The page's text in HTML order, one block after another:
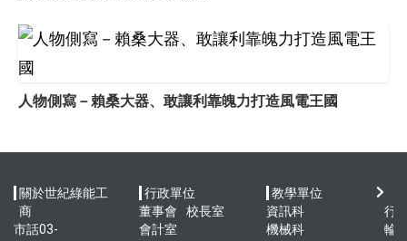
人物側寫－賴桑大器、敢讓利靠魄力打造風電王國
關於世紀綠能工
商
市話03-
行政單位
董事會
校長室
會計室
教學單位
資訊科
機械科
行
輪